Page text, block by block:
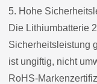
5. Hohe
Die Lithiumbatterie
Sicherheitsleistung
ist ungiftig, nicht
RoHS-